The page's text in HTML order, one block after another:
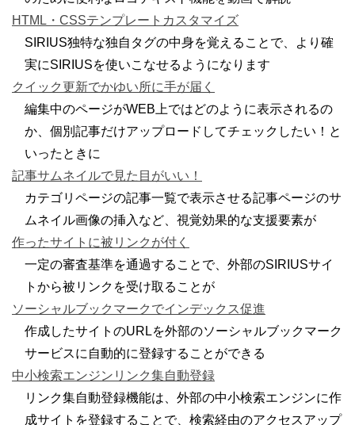
HTML・CSSテンプレートカスタマイズ
SIRIUS独特な独自タグの中身を覚えることで、より確
実にSIRIUSを使いこなせるようになります
クイック更新でかゆい所に手が届く
編集中のページがWEB上ではどのように表示されるの
か、個別記事だけアップロードしてチェックしたい！と
いったときに
記事サムネイルで見た目がいい！
カテゴリページの記事一覧で表示させる記事ページのサ
ムネイル画像の挿入など、視覚効果的な支援要素が
作ったサイトに被リンクが付く
一定の審査基準を通過することで、外部のSIRIUSサイ
トから被リンクを受け取ることが
ソーシャルブックマークでインデックス促進
作成したサイトのURLを外部のソーシャルブックマーク
サービスに自動的に登録することができる
中小検索エンジンリンク集自動登録
リンク集自動登録機能は、外部の中小検索エンジンに作
成サイトを登録することで、検索経由のアクセスアップ